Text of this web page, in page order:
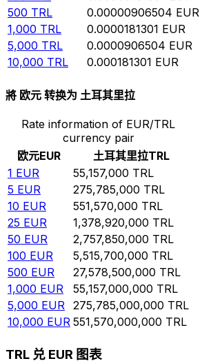
500 TRL 0.00000906504 EUR
1,000 TRL 0.0000181301 EUR
5,000 TRL 0.0000906504 EUR
10,000 TRL 0.000181301 EUR
將 欧元 转换为 土耳其里拉
Rate information of EUR/TRL
currency pair
欧元EUR 土耳其里拉TRL
1 EUR 55,157,000 TRL
5 EUR 275,785,000 TRL
10 EUR 551,570,000 TRL
25 EUR 1,378,920,000 TRL
50 EUR 2,757,850,000 TRL
100 EUR 5,515,700,000 TRL
500 EUR 27,578,500,000 TRL
1,000 EUR 55,157,000,000 TRL
5,000 EUR 275,785,000,000 TRL
10,000 EUR 551,570,000,000 TRL
TRL 兑 EUR 图表